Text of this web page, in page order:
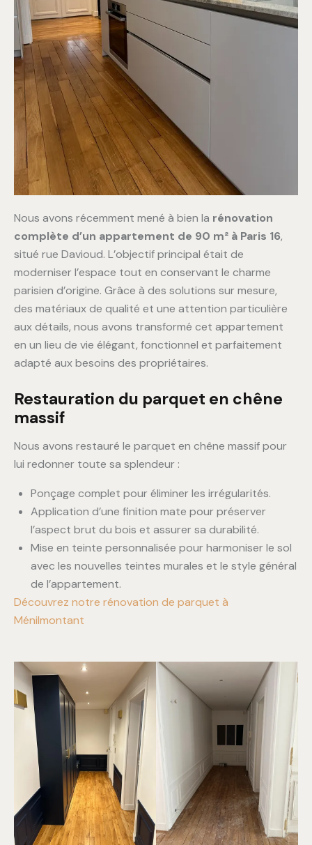
Nous avons récemment mené à bien la rénovation
complète d’un appartement de 90 m² à Paris 16,
situé rue Davioud. L’objectif principal était de
moderniser l’espace tout en conservant le charme
parisien d’origine. Grâce à des solutions sur mesure,
des matériaux de qualité et une attention particulière
aux détails, nous avons transformé cet appartement
en un lieu de vie élégant, fonctionnel et parfaitement
adapté aux besoins des propriétaires.
Restauration du parquet en chêne
massif
Nous avons restauré le parquet en chêne massif pour
lui redonner toute sa splendeur :
Ponçage complet pour éliminer les irrégularités.
Application d’une finition mate pour préserver
l’aspect brut du bois et assurer sa durabilité.
Mise en teinte personnalisée pour harmoniser le sol
avec les nouvelles teintes murales et le style général
de l’appartement.
Découvrez notre rénovation de parquet à
Ménilmontant